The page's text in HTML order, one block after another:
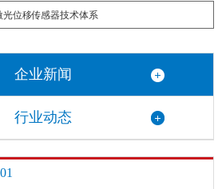
位移传感器技术体系
企业新闻
行业动态